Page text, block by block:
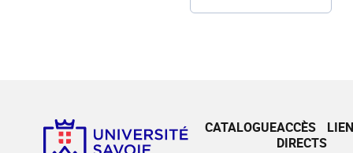
CATALOGUEACCÈS
DIRECTS